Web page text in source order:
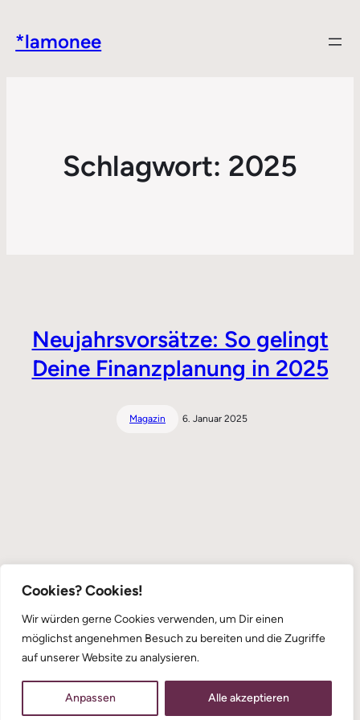
Cookies? Cookies!
Wir würden gerne Cookies verwenden, um Dir einen
möglichst angenehmen Besuch zu bereiten und die Zugriffe
auf unserer Website zu analysieren.
Anpassen Alle akzeptieren
*lamonee
Schlagwort: 2025
Neujahrsvorsätze: So gelingt
Deine Finanzplanung in 2025
Magazin 6. Januar 2025
Copyright 2023 – Raft by Otter Privacy Policy